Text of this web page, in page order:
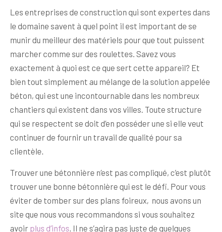
Les entreprises de construction qui sont expertes dans
le domaine savent à quel point il est important de se
munir du meilleur des matériels pour que tout puissent
marcher comme sur des roulettes. Savez vous
exactement à quoi est ce que sert cette appareil? Et
bien tout simplement au mélange de la solution appelée
béton, qui est une incontournable dans les nombreux
chantiers qui existent dans vos villes. Toute structure
qui se respectent se doit d’en posséder une si elle veut
continuer de fournir un travail de qualité pour sa
clientèle.
Trouver une bétonnière n’est pas compliqué, c’est plutôt
trouver une bonne bétonnière qui est le défi. Pour vous
éviter de tomber sur des plans foireux, nous avons un
site que nous vous recommandons si vous souhaitez
avoir plus d’infos . Il ne s’agira pas juste de quelques